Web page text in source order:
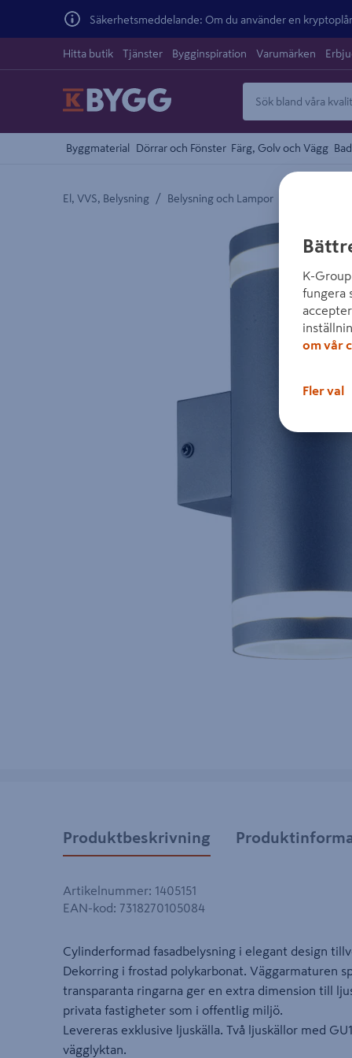
Säkerhetsmeddelande: Om du använder en
Hitta butik Tjänster Bygginspiration Varumärken
Byggmaterial Dörrar och Fönster Färg, Golv och Vägg
El, VVS, Belysning / Belysning och Lampor
Detaljerad beskrivning finns i
Produktbeskrivning
Artikelnummer: 1405151
EAN-kod: 7318270105084
Cylinderformad fasadbelysning i elegant design
Dekorring i frostad polykarbonat. Väggarmaturen
transparanta ringarna ger en extra dimension till
privata fastigheter som i offentlig miljö.
Levereras exklusive ljuskälla. Två ljuskällor med
vägglyktan.
K-
fungera
om vår
Fler val